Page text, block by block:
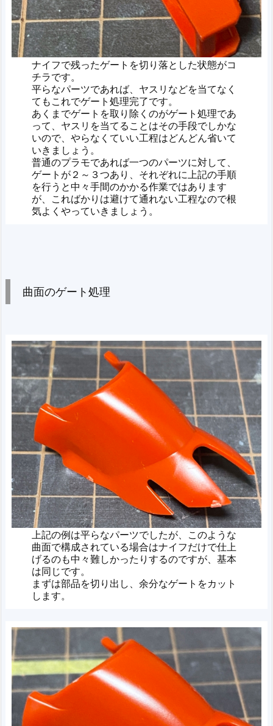
ナイフで残ったゲートを切り落とした状態がコ
チラです。
平らなパーツであれば、ヤスリなどを当てなく
てもこれでゲート処理完了です。
あくまでゲートを取り除くのがゲート処理であ
って、ヤスリを当てることはその手段でしかな
いので、やらなくていい工程はどんどん省いて
いきましょう。
普通のプラモであれば一つのパーツに対して、
ゲートが２～３つあり、それぞれに上記の手順
を行うと中々手間のかかる作業ではあります
が、こればかりは避けて通れない工程なので根
気よくやっていきましょう。
曲面のゲート処理
上記の例は平らなパーツでしたが、このような
曲面で構成されている場合はナイフだけで仕上
げるのも中々難しかったりするのですが、基本
は同じです。
まずは部品を切り出し、余分なゲートをカット
します。